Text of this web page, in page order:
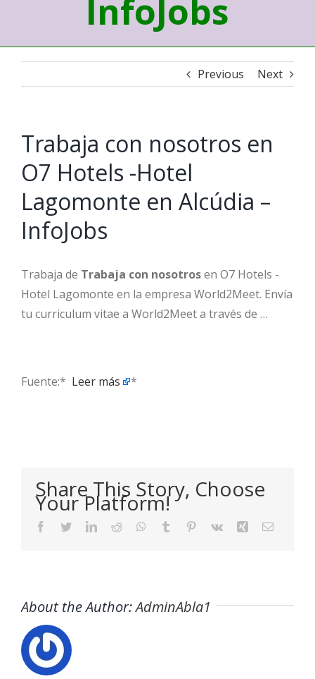
InfoJobs
Previous Next
Trabaja con nosotros en
O7 Hotels -Hotel
Lagomonte en Alcúdia –
InfoJobs
Trabaja de Trabaja con nosotrosen O7 Hotels -
Hotel Lagomonte en la empresa World2Meet. Envía
tu curriculum vitae a World2Meet a través de …
Fuente:* ​ Leer más *
Share This Story, Choose
Your Platform!
Facebook
TwitterLinkedIn
Reddit WhatsApp
Tumblr Pinterest
Vk Xing Email
About the Author:AdminAbla1